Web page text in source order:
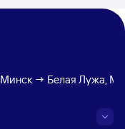
Минск → Белая Лужа,